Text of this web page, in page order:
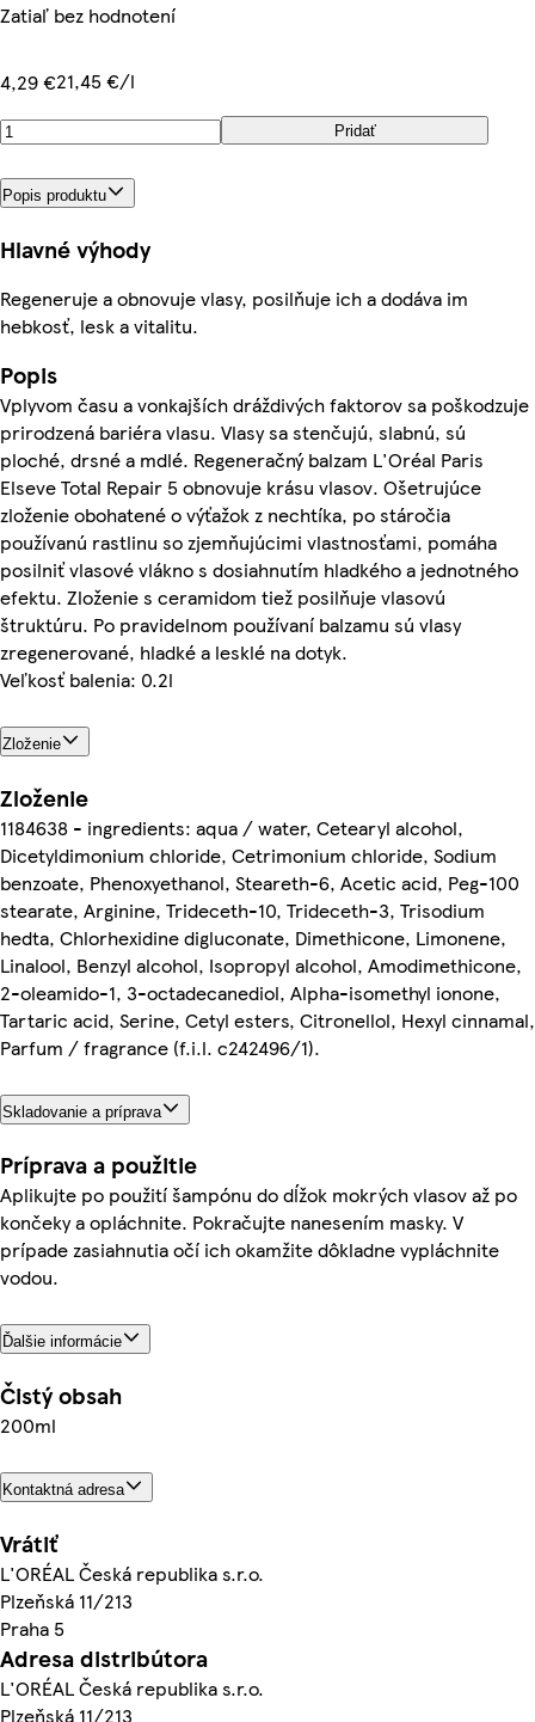
Zatiaľ bez hodnotení
4,29 €21,45 €/l
Pridať
Popis produktu
Hlavné výhody
Regeneruje a obnovuje vlasy, posilňuje ich a dodáva im
hebkosť, lesk a vitalitu.
Popis
Vplyvom času a vonkajších dráždivých faktorov sa poškodzuje
prirodzená bariéra vlasu. Vlasy sa stenčujú, slabnú, sú
ploché, drsné a mdlé. Regeneračný balzam L'Oréal Paris
Elseve Total Repair 5 obnovuje krásu vlasov. Ošetrujúce
zloženie obohatené o výťažok z nechtíka, po stáročia
používanú rastlinu so zjemňujúcimi vlastnosťami, pomáha
posilniť vlasové vlákno s dosiahnutím hladkého a jednotného
efektu. Zloženie s ceramidom tiež posilňuje vlasovú
štruktúru. Po pravidelnom používaní balzamu sú vlasy
zregenerované, hladké a lesklé na dotyk.
Veľkosť balenia: 0.2l
Zloženie
Zloženie
1184638 - ingredients: aqua / water, Cetearyl alcohol,
Dicetyldimonium chloride, Cetrimonium chloride, Sodium
benzoate, Phenoxyethanol, Steareth-6, Acetic acid, Peg-100
stearate, Arginine, Trideceth-10, Trideceth-3, Trisodium
hedta, Chlorhexidine digluconate, Dimethicone, Limonene,
Linalool, Benzyl alcohol, Isopropyl alcohol, Amodimethicone,
2-oleamido-1, 3-octadecanediol, Alpha-isomethyl ionone,
Tartaric acid, Serine, Cetyl esters, Citronellol, Hexyl cinnamal,
Parfum / fragrance (f.i.l. c242496/1).
Skladovanie a príprava
Príprava a použitie
Aplikujte po použití šampónu do dĺžok mokrých vlasov až po
končeky a opláchnite. Pokračujte nanesením masky. V
prípade zasiahnutia očí ich okamžite dôkladne vypláchnite
vodou.
Ďalšie informácie
Čistý obsah
200ml
Kontaktná adresa
Vrátiť
L'ORÉAL Česká republika s.r.o.
Plzeňská 11/213
Praha 5
Adresa distribútora
L'ORÉAL Česká republika s.r.o.
Plzeňská 11/213